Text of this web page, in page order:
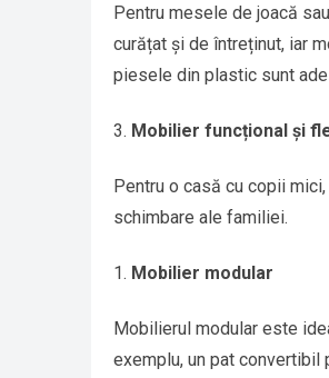
Pentru mesele de joacă
curățat și de întreținut, iar
piesele din plastic sunt
Mobilier funcțional și
Pentru o casă cu copii
schimbare ale familiei.
Mobilier modular
Mobilierul modular este
exemplu, un pat